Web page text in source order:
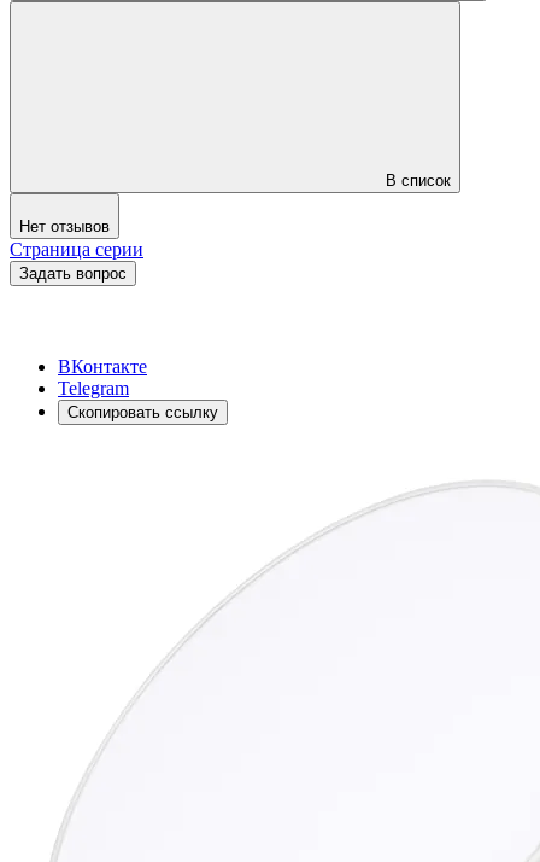
В список
Нет отзывов
Страница серии
Задать вопрос
ВКонтакте
Telegram
Скопировать ссылку